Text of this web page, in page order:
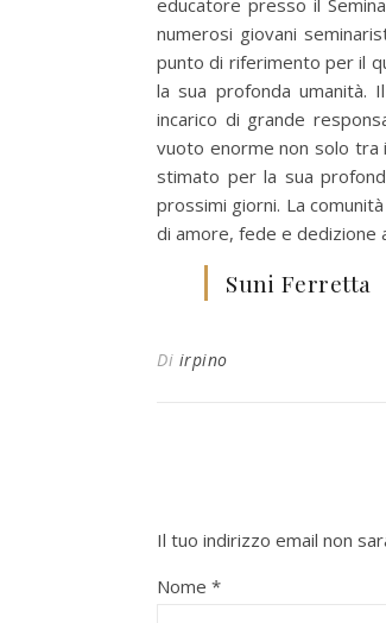
educatore presso il
numerosi giovani
punto di riferimento per il
la sua profonda umanità.
incarico di grande
vuoto enorme non solo tra
stimato per la sua
prossimi giorni. La
di amore, fede e dedizione
Suni Ferretta
Di irpino
Il tuo indirizzo email non
Nome *